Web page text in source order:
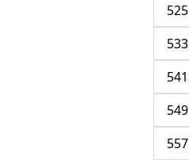
525
533
541
549
557